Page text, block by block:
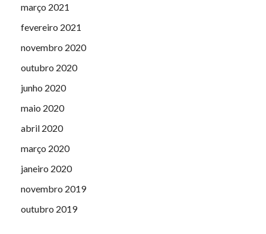
março 2021
fevereiro 2021
novembro 2020
outubro 2020
junho 2020
maio 2020
abril 2020
março 2020
janeiro 2020
novembro 2019
outubro 2019